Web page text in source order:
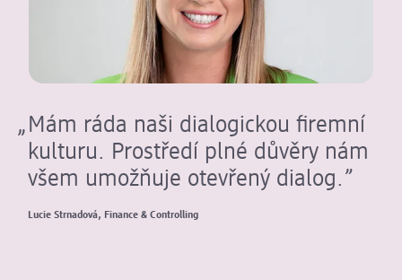
Mám ráda naši dialogickou firemní
kulturu. Prostředí plné důvěry nám
všem umožňuje otevřený dialog.
Lucie Strnadová, Finance & Controlling